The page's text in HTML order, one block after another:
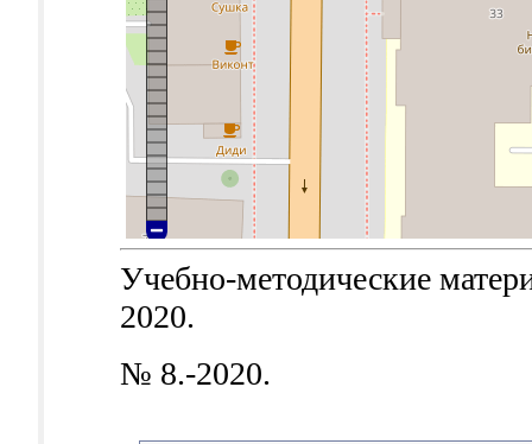
Учебно-методические
2020.
№ 8.-2020.